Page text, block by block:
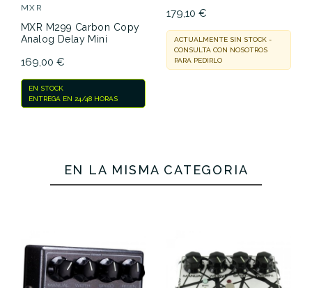
MXR
MXR M299 Carbon Copy
Analog Delay Mini
169,00 €
EN STOCK
ENTREGA EN 24/48 HORAS
179,10 €
ACTUALMENTE SIN STOCK -
CONSULTA CON NOSOTROS
PARA PEDIRLO
EN LA MISMA CATEGORÍA